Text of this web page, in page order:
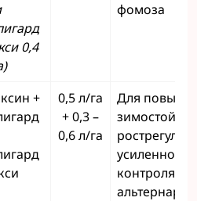
0,4
фомоза
+
0,5 л/га
+ 0,3 –
0,6 л/га
Для
усиленного
контроля